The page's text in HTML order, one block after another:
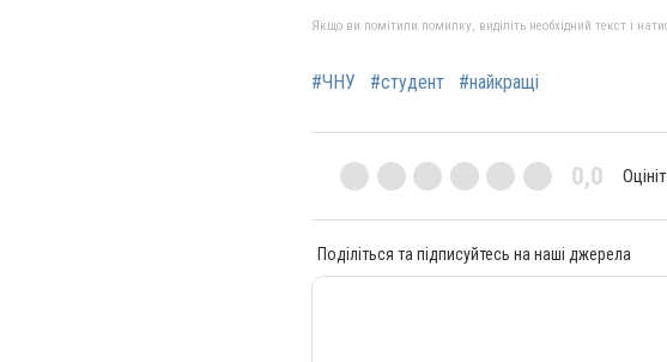
Якщо ви помітили помилку, виділіть необхідний текст і
#ЧНУ #студент #найкращі
0,0
Поділіться та підписуйтесь на наші джерела